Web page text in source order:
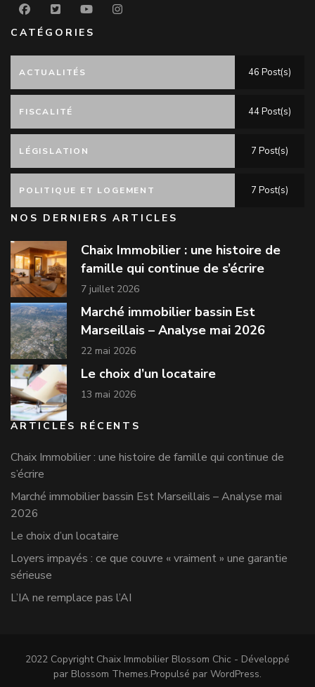
CATÉGORIES
ACTUALITÉS 46 Post(s)
FISCALITÉ 44 Post(s)
LÉGISLATION 7 Post(s)
POLITIQUE ET LOGEMENT 7 Post(s)
NOS DERNIERS ARTICLES
Chaix Immobilier : une histoire de
famille qui continue de s’écrire
7 juillet 2026
Marché immobilier bassin Est
Marseillais – Analyse mai 2026
22 mai 2026
Le choix d’un locataire
13 mai 2026
ARTICLES RÉCENTS
Chaix Immobilier : une histoire de famille qui continue de
s’écrire
Marché immobilier bassin Est Marseillais – Analyse mai
2026
Le choix d’un locataire
Loyers impayés : ce que couvre « vraiment » une garantie
sérieuse
L’IA ne remplace pas l’AI
2022 Copyright Chaix Immobilier Blossom Chic - Développé
par Blossom Themes.Propulsé par WordPress.